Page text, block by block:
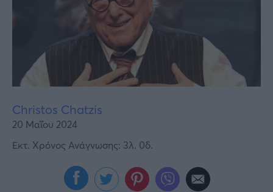
Christos Chatzis
20 Μαΐου 2024
Εκτ. Χρόνος Ανάγνωσης: 3λ. 0δ.